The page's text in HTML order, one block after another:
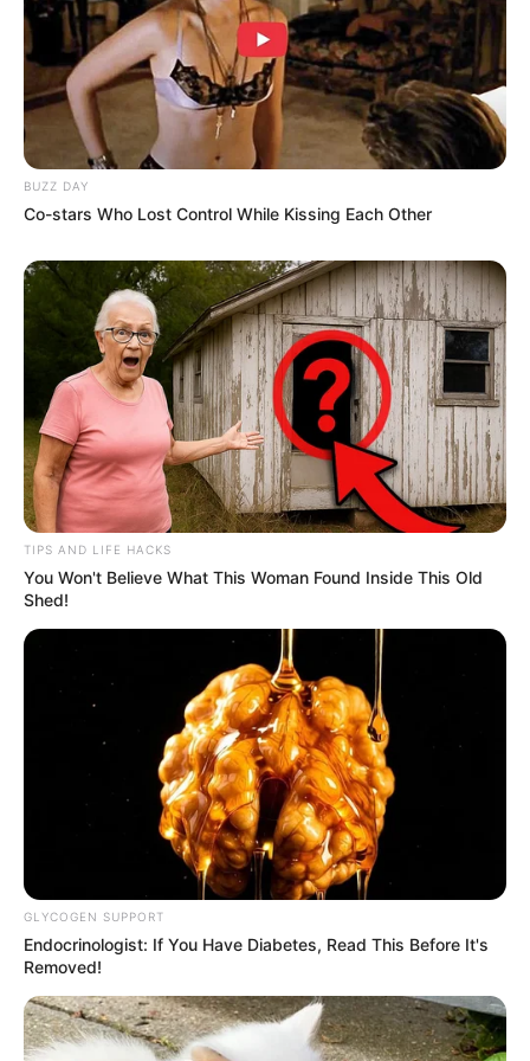
terbuka dan menyentuh banyak hal, kondisinya tetap sehat dan
higienis.
Bisa dilakukan pijatan yang nyaman dan memberi
kesan rileks pada kaki
(foto: pixabay)
memotong, membersihkan serta membentuk kuku kaki sehingga
menjadi lebih indah. Ada juga pembersihan kutikula kuku kaki
BUZZ DAY
Co-stars Who Lost Control While Kissing Each Other
TIPS AND LIFE HACKS
You Won't Believe What This Woman Found Inside This Old
Shed!
GLYCOGEN SUPPORT
Endocrinologist: If You Have Diabetes, Read This Before It's
Removed!